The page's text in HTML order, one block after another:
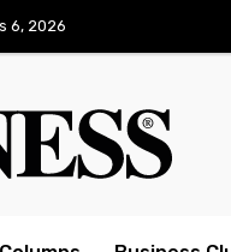
6, 2026